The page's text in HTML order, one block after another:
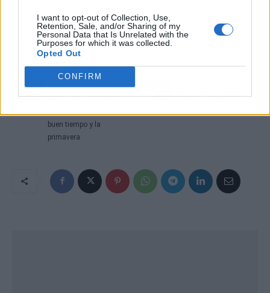
I want to opt-out of Collection, Use,
Retention, Sale, and/or Sharing of my
Personal Data that Is Unrelated with the
Purposes for which it was collected.
Opted Out
CONFIRM
manchas oscuras en la piel se intensifiquen
debido a la exposición solar.
Artículo anterior
Jamones ibéricos
Reygon son el aperitivo
buen tiempo y la
primavera
proteger vehículos y